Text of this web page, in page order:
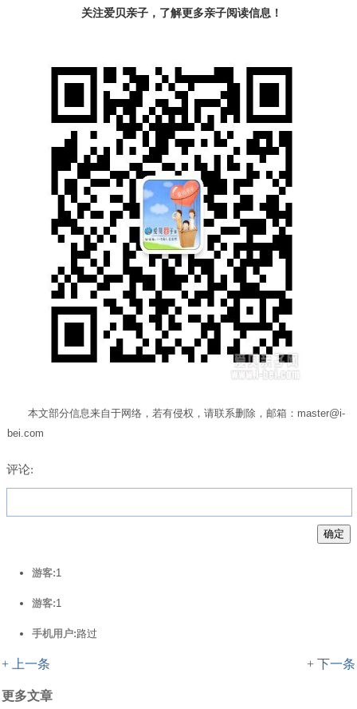
关注爱贝亲子，了解更多亲子阅读信息！
本文部分信息来自于网络，若有侵权，请联系删除，邮箱：master@i-
bei.com
评论:
游客:1
游客:1
手机用户:路过
+ 下一条
+ 上一条
更多文章